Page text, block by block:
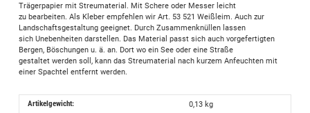
Trägerpapier mit Streumaterial. Mit Schere oder Messer leicht
zu bearbeiten. Als Kleber empfehlen wir Art. 53 521 Weißleim. Auch zur
Landschaftsgestaltung geeignet. Durch Zusammenknüllen lassen
sich Unebenheiten darstellen. Das Material passt sich auch vorgefertigten
Bergen, Böschungen u. ä. an. Dort wo ein See oder eine Straße
gestaltet werden soll, kann das Streumaterial nach kurzem Anfeuchten mit
einer Spachtel entfernt werden.
Artikelgewicht: 0,13 kg